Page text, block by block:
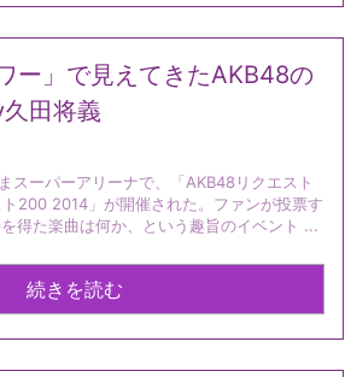
ー」で見えてきたAKB48の
田将義
スーパーアリーナで、「AKB48リクエスト
200 2014」が開催された。ファンが投票す
得た楽曲は何か、という趣旨のイベント ...
続きを読む